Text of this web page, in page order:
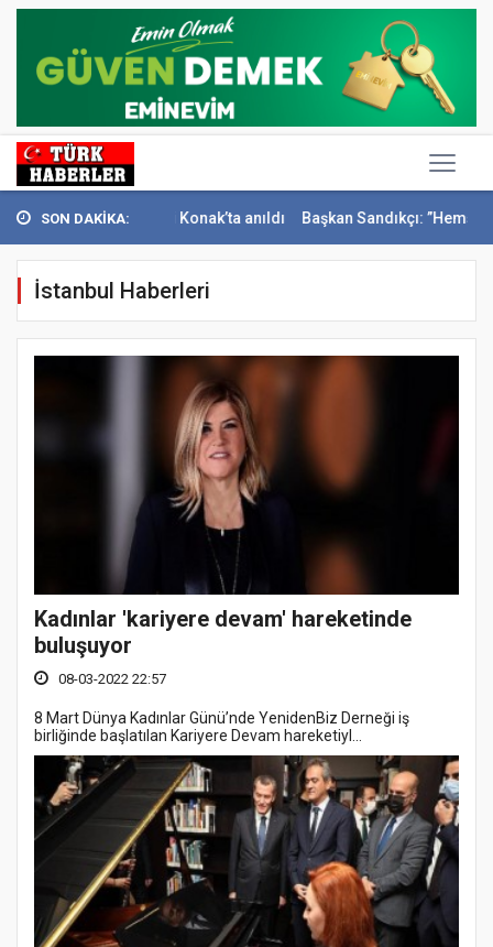
SON DAKİKA:
İsmail Sivri Konak’ta anıldı Başkan Sandıkçı:
İstanbul Haberleri
Kadınlar 'kariyere devam' hareketinde
buluşuyor
08-03-2022 22:57
8 Mart Dünya Kadınlar Günü’nde YenidenBiz Derneği iş
birliğinde başlatılan Kariyere Devam hareketiyl...